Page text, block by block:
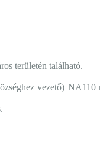
területén található.
vezető) NA110